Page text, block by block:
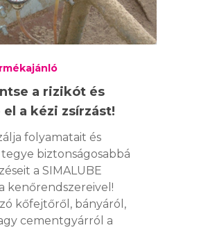
a rizikót és
a kézi zsírzást!
folyamatait és
biztonságosabbá
a SIMALUBE
kenőrendszereivel!
kőfejtőről, bányáról,
cementgyárról a